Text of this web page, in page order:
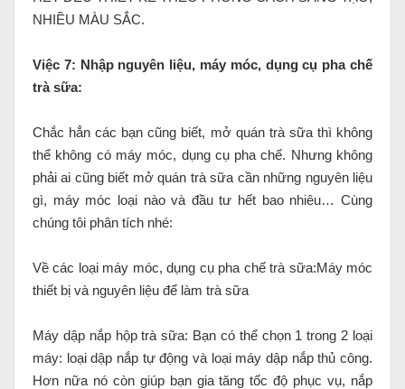
NHIỀU MÀU SẮC.
Việc 7: Nhập nguyên liệu, máy móc, dụng cụ pha chế
trà sữa:
Chắc hẳn các bạn cũng biết, mở quán trà sữa thì không
thể không có máy móc, dụng cụ pha chế. Nhưng không
phải ai cũng biết mở quán trà sữa cần những nguyên liệu
gì, máy móc loại nào và đầu tư hết bao nhiêu… Cùng
chúng tôi phân tích nhé:
Về các loại máy móc, dụng cụ pha chế trà sữa:Máy móc
thiết bị và nguyên liệu để làm trà sữa
Máy dập nắp hộp trà sữa: Bạn có thể chọn 1 trong 2 loại
máy: loại dập nắp tự động và loại máy dập nắp thủ công.
Hơn nữa nó còn giúp bạn gia tăng tốc độ phục vụ, nắp